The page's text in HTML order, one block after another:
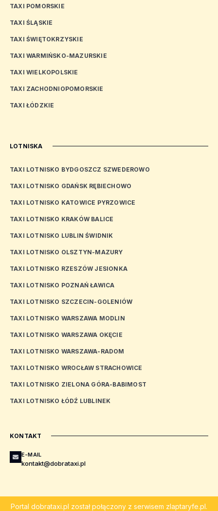
TAXI POMORSKIE
TAXI ŚLĄSKIE
TAXI ŚWIĘTOKRZYSKIE
TAXI WARMIŃSKO-MAZURSKIE
TAXI WIELKOPOLSKIE
TAXI ZACHODNIOPOMORSKIE
TAXI ŁÓDZKIE
LOTNISKA
TAXI LOTNISKO BYDGOSZCZ SZWEDEROWO
TAXI LOTNISKO GDAŃSK RĘBIECHOWO
TAXI LOTNISKO KATOWICE PYRZOWICE
TAXI LOTNISKO KRAKÓW BALICE
TAXI LOTNISKO LUBLIN ŚWIDNIK
TAXI LOTNISKO OLSZTYN-MAZURY
TAXI LOTNISKO RZESZÓW JESIONKA
TAXI LOTNISKO POZNAŃ ŁAWICA
TAXI LOTNISKO SZCZECIN-GOLENIÓW
TAXI LOTNISKO WARSZAWA MODLIN
TAXI LOTNISKO WARSZAWA OKĘCIE
TAXI LOTNISKO WARSZAWA-RADOM
TAXI LOTNISKO WROCŁAW STRACHOWICE
TAXI LOTNISKO ZIELONA GÓRA-BABIMOST
TAXI LOTNISKO ŁÓDŹ LUBLINEK
KONTAKT
E-MAIL
kontakt@dobrataxi.pl
Portal dobrataxi.pl został połączony z serwisem zlaptaryfe.pl.